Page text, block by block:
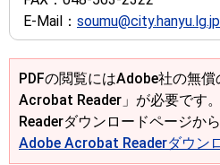
E-Mail： soumu@city.hanyu.lg.jp
PDFの閲覧にはAdobe社の無
Acrobat Reader」が必要です
Readerダウンロードページか
Adobe Acrobat Readerダウン